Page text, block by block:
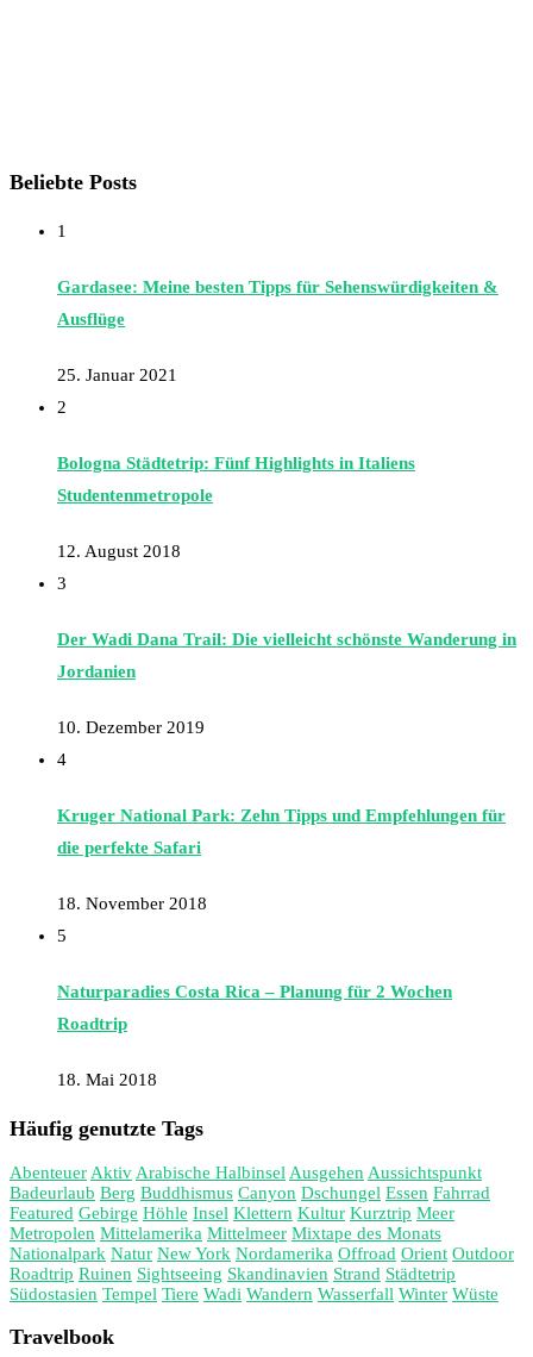
Beliebte Posts
1
Gardasee: Meine besten Tipps für Sehenswürdigkeiten &
Ausflüge
25. Januar 2021
2
Bologna Städtetrip: Fünf Highlights in Italiens
Studentenmetropole
12. August 2018
3
Der Wadi Dana Trail: Die vielleicht schönste Wanderung in
Jordanien
10. Dezember 2019
4
Kruger National Park: Zehn Tipps und Empfehlungen für
die perfekte Safari
18. November 2018
5
Naturparadies Costa Rica – Planung für 2 Wochen
Roadtrip
18. Mai 2018
Häufig genutzte Tags
Abenteuer Aktiv Arabische Halbinsel Ausgehen Aussichtspunkt
Badeurlaub Berg Buddhismus Canyon Dschungel Essen Fahrrad
Featured Gebirge Höhle Insel Klettern Kultur Kurztrip Meer
Metropolen Mittelamerika Mittelmeer Mixtape des Monats
Nationalpark Natur New York Nordamerika Offroad Orient Outdoor
Roadtrip Ruinen Sightseeing Skandinavien Strand Städtetrip
Südostasien Tempel Tiere Wadi Wandern Wasserfall Winter Wüste
Travelbook